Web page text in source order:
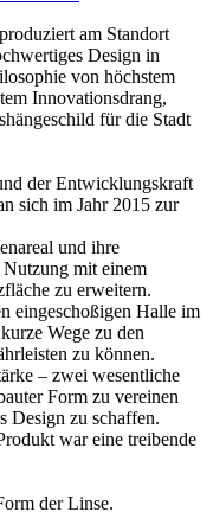
am Standort
Design in
von höchstem
Innovationsdrang,
für die Stadt
der Entwicklungskraft
sich im Jahr 2015 zur
und ihre
Nutzung mit einem
zu erweitern.
eingeschoßigen Halle im
Wege zu den
zu können.
– zwei wesentliche
Form zu vereinen
Design zu schaffen.
war eine treibende
der Linse.